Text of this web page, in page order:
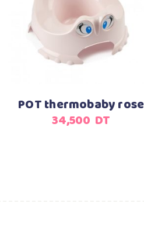
Ajouter au panier
POT thermobaby rose
34,500 DT